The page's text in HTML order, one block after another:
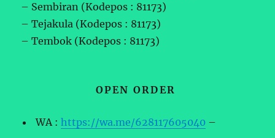
– Sembiran (Kodepos : 81173)
– Tejakula (Kodepos : 81173)
– Tembok (Kodepos : 81173)
OPEN ORDER
WA :https://wa.me/628117605040 –